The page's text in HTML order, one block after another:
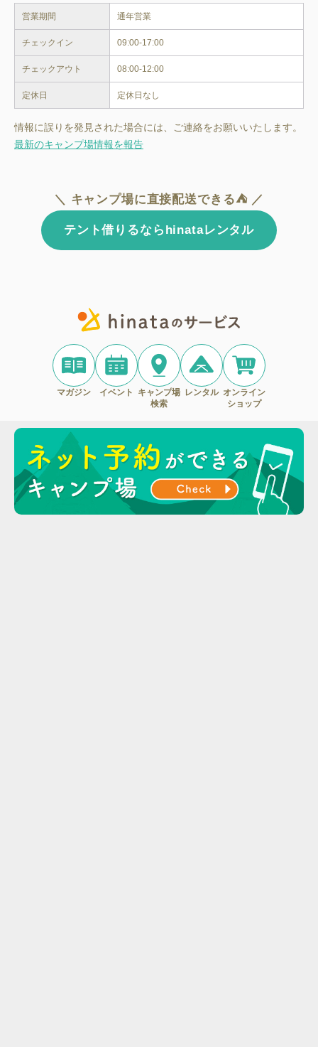
営業期間
チェックイン 09:00-17:00
チェックアウト 08:00-12:00
定休日 定休日なし
情報に誤りを発見された場合には、ご連絡をお願いいたします。
最新のキャンプ場情報を報告
＼ キャンプ場に直接配送できる⛺ ／
テント借りるならhinataレンタル
マガジン イベント
キャンプ場
検索
レンタル オンライン
ショップ